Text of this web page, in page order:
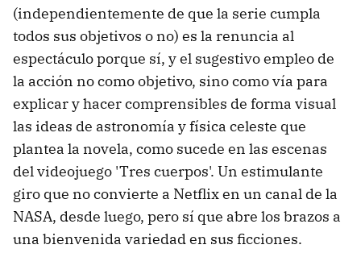
(independientemente de que la serie cumpla
todos sus objetivos o no) es la renuncia al
espectáculo porque sí, y el sugestivo empleo de
la acción no como objetivo, sino como vía para
explicar y hacer comprensibles de forma visual
las ideas de astronomía y física celeste que
plantea la novela, como sucede en las escenas
del videojuego 'Tres cuerpos'. Un estimulante
giro que no convierte a Netflix en un canal de la
NASA, desde luego, pero sí que abre los brazos a
una bienvenida variedad en sus ficciones.